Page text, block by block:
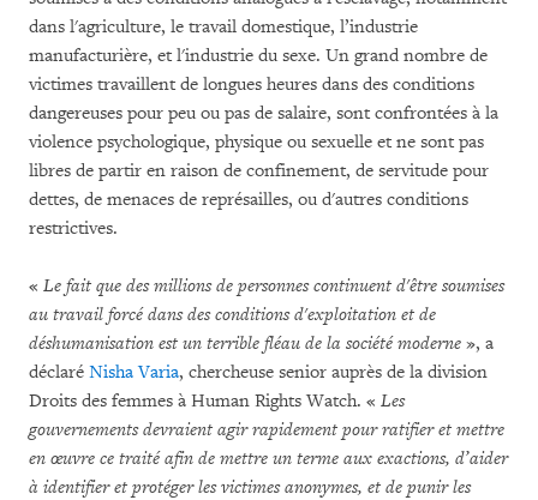
dans l'agriculture, le travail domestique, l’industrie
manufacturière, et l'industrie du sexe. Un grand nombre de
victimes travaillent de longues heures dans des conditions
dangereuses pour peu ou pas de salaire, sont confrontées à la
violence psychologique, physique ou sexuelle et ne sont pas
libres de partir en raison de confinement, de servitude pour
dettes, de menaces de représailles, ou d'autres conditions
restrictives.
« Le fait que des millions de personnes continuent d'être soumises
au travail forcé dans des conditions d'exploitation et de
déshumanisation est un terrible fléau de la société moderne », a
déclaré Nisha Varia, chercheuse senior auprès de la division
Droits des femmes à Human Rights Watch. « Les
gouvernements devraient agir rapidement pour ratifier et mettre
en œuvre ce traité afin de mettre un terme aux exactions, d’aider
à identifier et protéger les victimes anonymes, et de punir les